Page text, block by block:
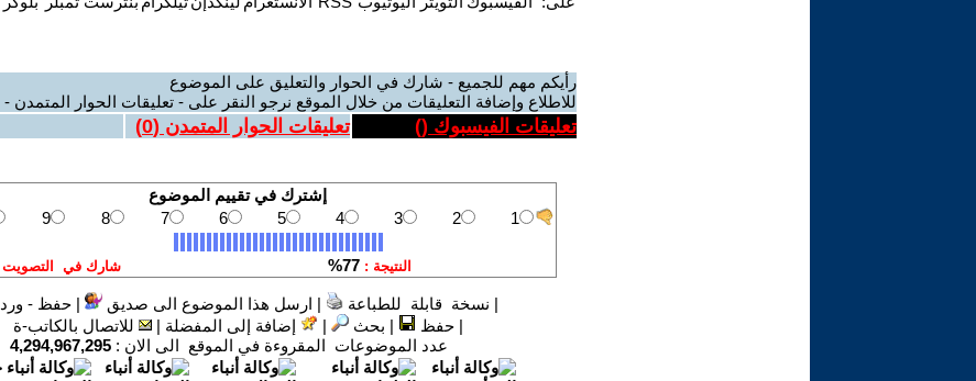
رأيكم مهم للجميع - شارك في الحوار والتعليق على الموضوع
للاطلاع وإضافة التعليقات من خلال الموقع نرجو النقر على - تعليقات الحوار المتمدن -
تعليقات الفيسبوك () تعليقات الحوار المتمدن (0
)
| نسخة قابلة للطباعة | ارسل هذا الموضوع الى صديق |حفظ - ورد
|حفظ | بحث | إضافة إلى المفضلة |
للاتصال بالكاتب-ة
عدد الموضوعات المقروءة في الموقع الى الان : 4,294,967,295